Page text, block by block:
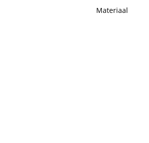
Materiaal